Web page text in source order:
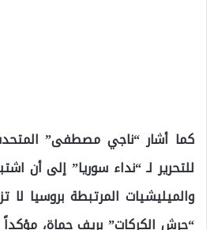
كما أشار “ناجي مصطفى”
للتحرير لـ “نداء سوريا” إلى أن
والميليشيات المرتبطة بروسيا
“حرش الكركات” بريف حماة،